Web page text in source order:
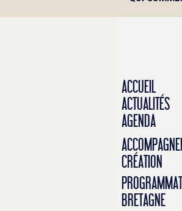
ACCUEIL
ACTUALITÉS
AGENDA
CRÉATION
BRETAGNE